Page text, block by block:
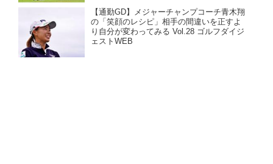
【通勤GD】メジャーチャンプコーチ青木翔
の「笑顔のレシピ」相手の間違いを正すよ
り自分が変わってみる Vol.28 ゴルフダイジ
ェストWEB